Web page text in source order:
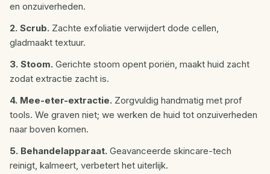
en onzuiverheden.
2. Scrub. Zachte exfoliatie verwijdert dode cellen,
gladmaakt textuur.
3. Stoom. Gerichte stoom opent poriën, maakt huid zacht
zodat extractie zacht is.
4. Mee-eter-extractie. Zorgvuldig handmatig met prof
tools. We graven niet; we werken de huid tot onzuiverheden
naar boven komen.
5. Behandelapparaat. Geavanceerde skincare-tech
reinigt, kalmeert, verbetert het uiterlijk.